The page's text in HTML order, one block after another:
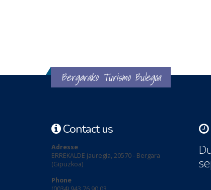
Bergarako Turismo Bulegoa
Contact us
Adresse
ERREKALDE jauregia, 20570 - Bergara
(Gipuzkoa)
Phone